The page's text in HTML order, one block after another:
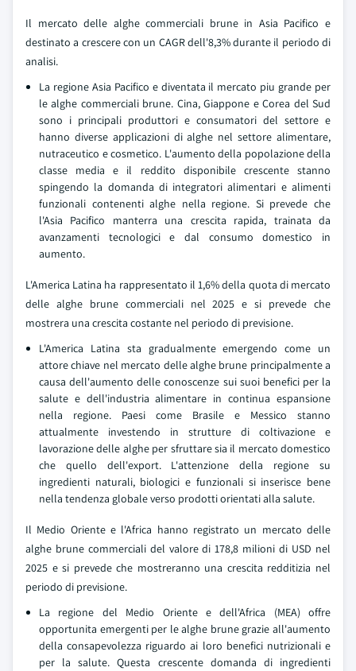
Il mercato delle alghe commerciali brune in Asia Pacifico e
destinato a crescere con un CAGR dell'8,3% durante il periodo di
analisi.
La regione Asia Pacifico e diventata il mercato piu grande per
le alghe commerciali brune. Cina, Giappone e Corea del Sud
sono i principali produttori e consumatori del settore e
hanno diverse applicazioni di alghe nel settore alimentare,
nutraceutico e cosmetico. L'aumento della popolazione della
classe media e il reddito disponibile crescente stanno
spingendo la domanda di integratori alimentari e alimenti
funzionali contenenti alghe nella regione. Si prevede che
l'Asia Pacifico manterra una crescita rapida, trainata da
avanzamenti tecnologici e dal consumo domestico in
aumento.
L'America Latina ha rappresentato il 1,6% della quota di mercato
delle alghe brune commerciali nel 2025 e si prevede che
mostrera una crescita costante nel periodo di previsione.
L'America Latina sta gradualmente emergendo come un
attore chiave nel mercato delle alghe brune principalmente a
causa dell'aumento delle conoscenze sui suoi benefici per la
salute e dell'industria alimentare in continua espansione
nella regione. Paesi come Brasile e Messico stanno
attualmente investendo in strutture di coltivazione e
lavorazione delle alghe per sfruttare sia il mercato domestico
che quello dell'export. L'attenzione della regione su
ingredienti naturali, biologici e funzionali si inserisce bene
nella tendenza globale verso prodotti orientati alla salute.
Il Medio Oriente e l'Africa hanno registrato un mercato delle
alghe brune commerciali del valore di 178,8 milioni di USD nel
2025 e si prevede che mostreranno una crescita redditizia nel
periodo di previsione.
La regione del Medio Oriente e dell'Africa (MEA) offre
opportunita emergenti per le alghe brune grazie all'aumento
della consapevolezza riguardo ai loro benefici nutrizionali e
per la salute. Questa crescente domanda di ingredienti